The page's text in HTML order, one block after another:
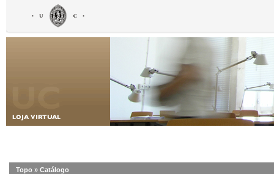
Topo » Catálogo